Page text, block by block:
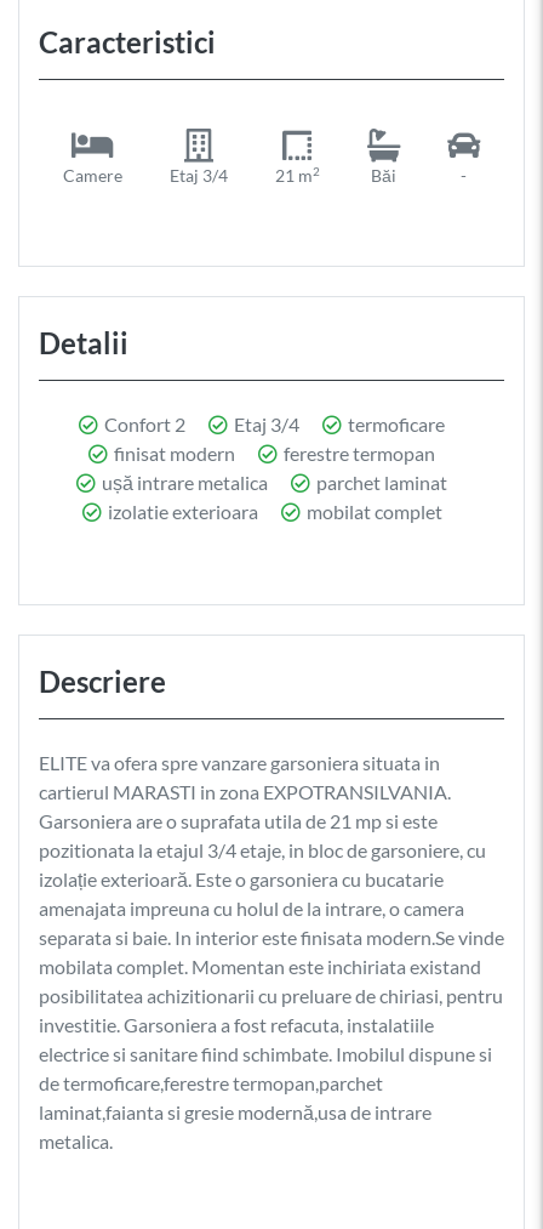
Caracteristici
Camere Etaj 3/4 21 m2 Băi -
Detalii
Confort 2 Etaj 3/4
termoficare
finisat modern
ferestre termopan
ușă intrare metalica
parchet laminat
izolatie exterioara
mobilat complet
Descriere
ELITE va ofera spre vanzare garsoniera situata in
cartierul MARASTI in zona EXPOTRANSILVANIA.
Garsoniera are o suprafata utila de 21 mp si este
pozitionata la etajul 3/4 etaje, in bloc de garsoniere, cu
izolație exterioară. Este o garsoniera cu bucatarie
amenajata impreuna cu holul de la intrare, o camera
separata si baie. In interior este finisata modern.Se vinde
mobilata complet. Momentan este inchiriata existand
posibilitatea achizitionarii cu preluare de chiriasi, pentru
investitie. Garsoniera a fost refacuta, instalatiile
electrice si sanitare fiind schimbate. Imobilul dispune si
de termoficare,ferestre termopan,parchet
laminat,faianta si gresie modernă,usa de intrare
metalica.